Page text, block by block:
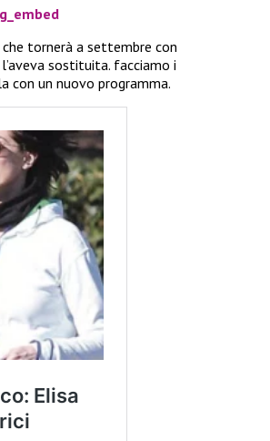
tornerà a settembre con
sostituita. facciamo i
con un nuovo programma.